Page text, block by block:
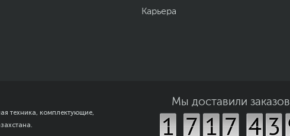
Карьера
техника, комплектующие,
Мы доставили заказов